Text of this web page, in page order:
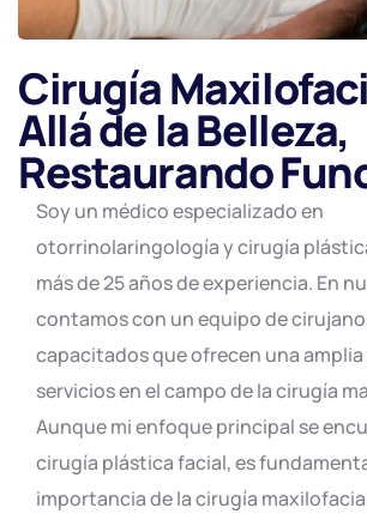
Cirugía
Allá de la Belleza,
Restaurando
Soy un médico especializado en
otorrinolaringología y cirugía
más de 25 años de experiencia. En
contamos con un equipo de
capacitados que ofrecen una amplia
servicios en el campo de la cirugía
Aunque mi enfoque principal se
cirugía plástica facial, es
importancia de la cirugía